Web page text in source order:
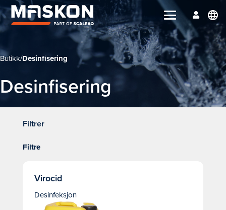
language
Butikk/Desinfisering
Desinfisering
Filtrer
Filtre
Virocid
Desinfeksjon